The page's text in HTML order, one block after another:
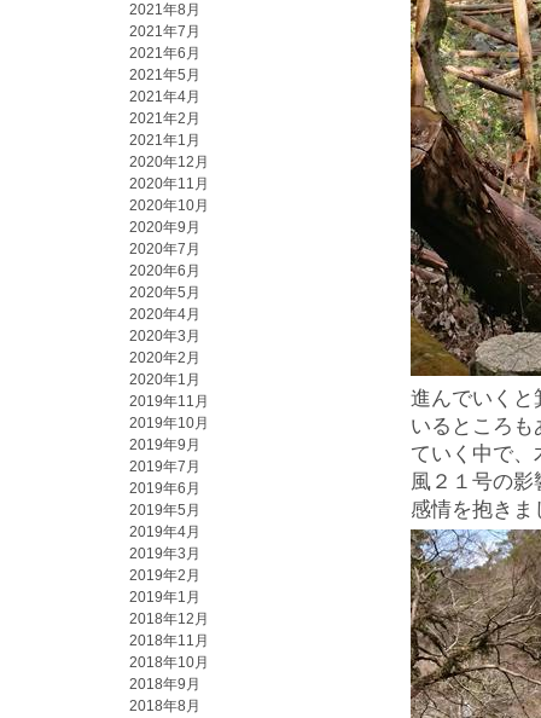
進んでいくと
いるところ
ていく中で、
風２１号の
感情を抱き
2021年8月
2021年7月
2021年6月
2021年5月
2021年4月
2021年2月
2021年1月
2020年12月
2020年11月
2020年10月
2020年9月
2020年7月
2020年6月
2020年5月
2020年4月
2020年3月
2020年2月
2020年1月
2019年11月
2019年10月
2019年9月
2019年7月
2019年6月
2019年5月
2019年4月
2019年3月
2019年2月
2019年1月
2018年12月
2018年11月
2018年10月
2018年9月
2018年8月